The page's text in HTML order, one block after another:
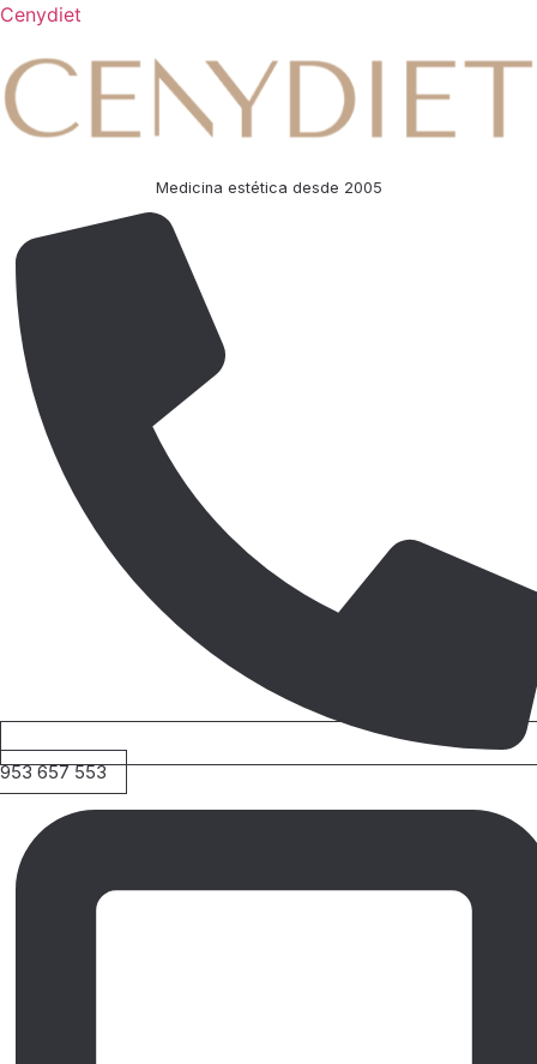
Cenydiet
Medicina estética desde 2005
953 657 553